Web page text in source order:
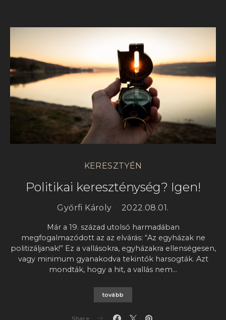
KERESZTYÉN
Politikai kereszténység? Igen!
Győrfi Károly 2022.08.01.
Már a 19. század utolsó harmadában
megfogalmazódott az az elvárás: “Az egyházak ne
politizáljanak!” Ez a vallásokra, egyházakra ellenségesen,
vagy minimum gyanakodva tekintők harsogták. Azt
mondták, hogy a hit, a vallás nem…
tovább
Share